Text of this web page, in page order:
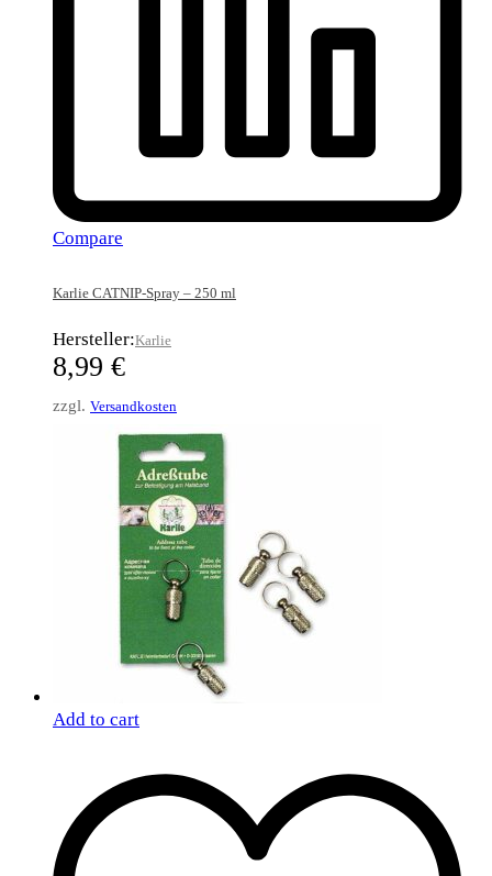
Compare
Karlie CATNIP-Spray – 250 ml
Hersteller:Karlie
8,99 €
zzgl. Versandkosten
Add to cart